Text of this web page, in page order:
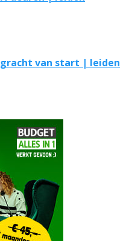
van start | leiden